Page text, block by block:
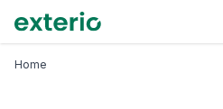
Overslaan
en
Exterio
Kruimelpad
Home